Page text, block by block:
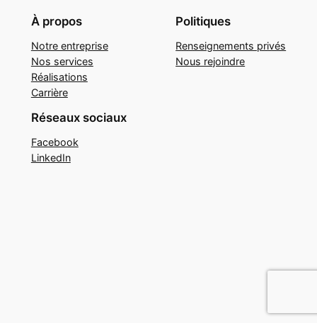
À propos
Notre entreprise
Nos services
Réalisations
Carrière
Politiques
Renseignements privés
Nous rejoindre
Réseaux sociaux
Facebook
LinkedIn